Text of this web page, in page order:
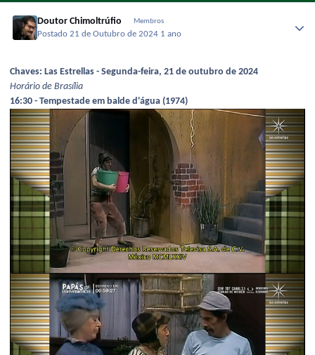
Doutor Chimoltrúfio Membros
Postado21 de Outubro de 2024 1 ano
Chaves: Las Estrellas - Segunda-feira, 21 de outubro de 2024
Horário de Brasília
16:30 - Tempestade em balde d'água (1974)